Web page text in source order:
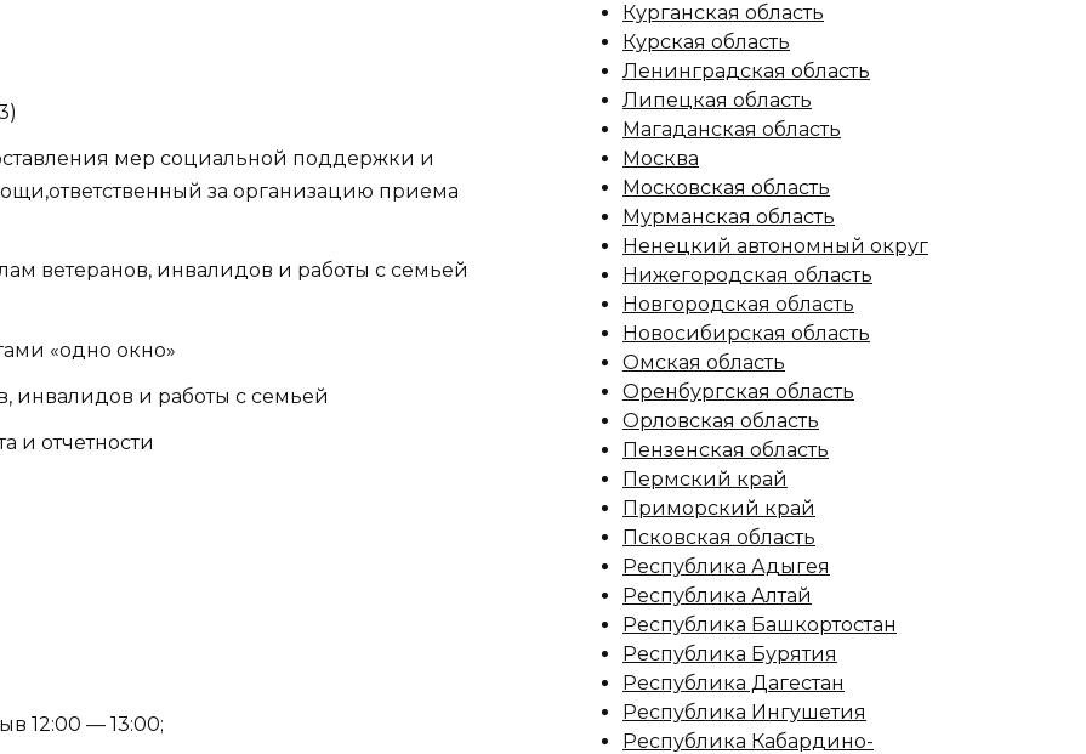
мер социальной поддержки и
за организацию приема
ветеранов, инвалидов и работы с семьей
«одно окно»
инвалидов и работы с семьей
и отчетности
12:00 — 13:00;
Курганская область
Курская область
Ленинградская область
Липецкая область
Магаданская область
Москва
Московская область
Мурманская область
Ненецкий автономный округ
Нижегородская область
Новгородская область
Новосибирская область
Омская область
Оренбургская область
Орловская область
Пензенская область
Пермский край
Приморский край
Псковская область
Республика Адыгея
Республика Алтай
Республика Башкортостан
Республика Бурятия
Республика Дагестан
Республика Ингушетия
Республика Кабардино-